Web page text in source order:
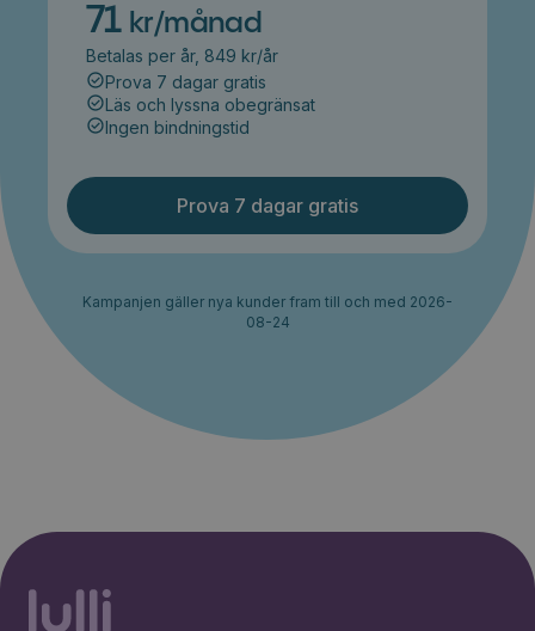
71 kr/månad
Betalas per år, 849 kr/år
Prova 7 dagar gratis
Läs och lyssna obegränsat
Ingen bindningstid
Prova 7 dagar gratis
Kampanjen gäller nya kunder fram till och med 2026-
08-24